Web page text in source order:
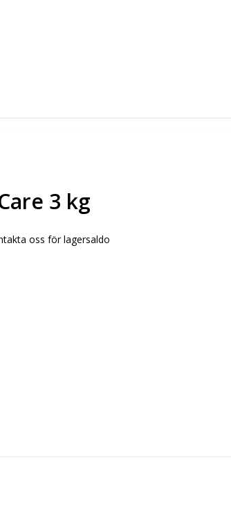
3 kg
oss för lagersaldo